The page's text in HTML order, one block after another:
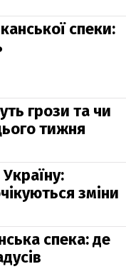
спеки:
грози та чи
тижня
зміни
спека: де